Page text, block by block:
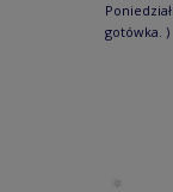
gotówka. )